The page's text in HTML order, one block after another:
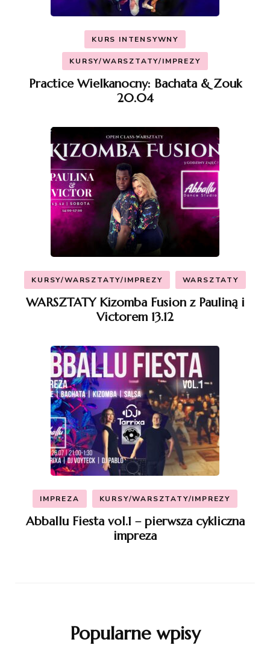
KURS INTENSYWNY
KURSY/WARSZTATY/IMPREZY
Practice Wielkanocny: Bachata & Zouk
20.04
KURSY/WARSZTATY/IMPREZY WARSZTATY
WARSZTATY Kizomba Fusion z Pauliną i
Victorem 13.12
IMPREZA KURSY/WARSZTATY/IMPREZY
Abballu Fiesta vol.1 – pierwsza cykliczna
impreza
Popularne wpisy